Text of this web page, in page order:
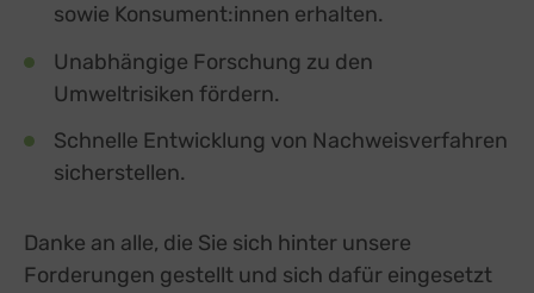
sowie Konsument:innen erhalten.
Unabhängige Forschung zu den
Umweltrisiken fördern.
Schnelle Entwicklung von Nachweisverfahren
sicherstellen.
Danke an alle, die Sie sich hinter unsere
Forderungen gestellt und sich dafür eingesetzt